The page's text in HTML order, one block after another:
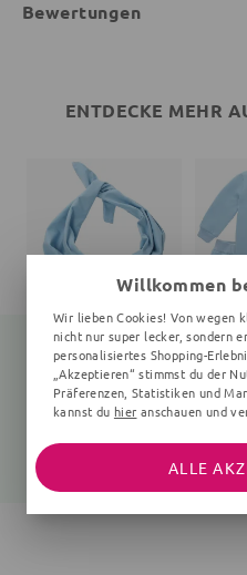
Bewertungen
ENTDECKE MEHR
Halstuch MRKNG Bestseller Kollektion
60x60 cm, hellblau
17,99 €
2
Willkommen
Wir lieben Cookies! Von wegen
nicht nur super lecker, sondern
personalisiertes Shopping-
„Akzeptieren“ stimmst du der
Präferenzen, Statistiken und
kannst du hier anschauen und
ALLE